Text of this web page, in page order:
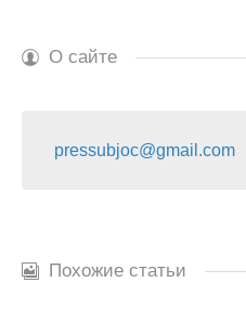
О сайте
pressubjoc@gmail.com
Похожие статьи